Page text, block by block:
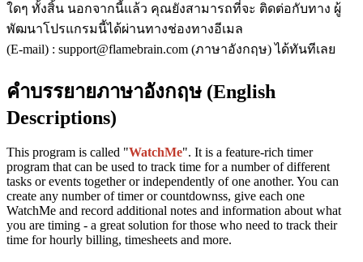
ใดๆ ทั้งสิ้น นอกจากนี้แล้ว คุณยังสามารถที่จะ ติดต่อกับทาง ผู้
พัฒนาโปรแกรมนี้ได้ผ่านทางช่องทางอีเมล
(E-mail) : support@flamebrain.com (ภาษาอังกฤษ) ได้ทันทีเลย
คำบรรยายภาษาอังกฤษ (English
Descriptions)
This program is called "WatchMe". It is a feature-rich timer
program that can be used to track time for a number of different
tasks or events together or independently of one another. You can
create any number of timer or countdownss, give each one
WatchMe and record additional notes and information about what
you are timing - a great solution for those who need to track their
time for hourly billing, timesheets and more.